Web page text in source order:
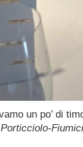
un po’ di